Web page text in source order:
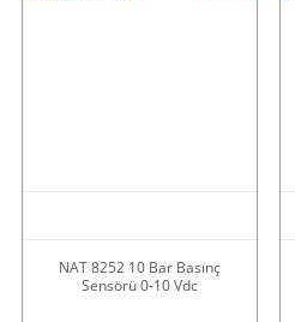
NAT 8252 10 Bar Basınç
Sensörü 0-10 Vdc